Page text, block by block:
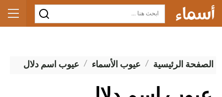
الصفحة الرئيسية عيوب الأسماء عيوب اسم دلال